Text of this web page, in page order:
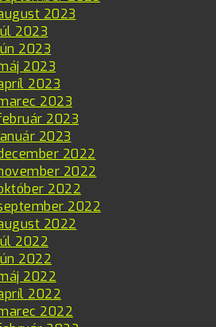
2023
2023
2023
2023
2023
2023
2023
2023
2022
2022
2022
2022
2022
2022
2022
2022
2022
2022